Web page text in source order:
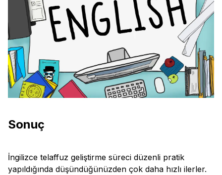
Sonuç
İngilizce telaffuz geliştirme süreci düzenli pratik
yapıldığında düşündüğünüzden çok daha hızlı ilerler.